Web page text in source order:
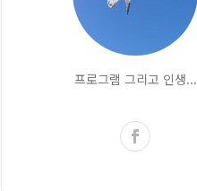
프로그램 그리고 인생...